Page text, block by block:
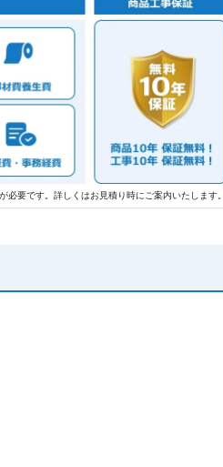
要です。詳しくはお見積り時にご案内いたします。